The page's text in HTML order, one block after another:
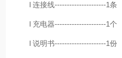
l 连接线---------------------1条
l 充电器---------------------1个
l 说明书---------------------1份